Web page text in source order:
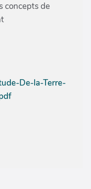
concepts de
De-la-Terre-